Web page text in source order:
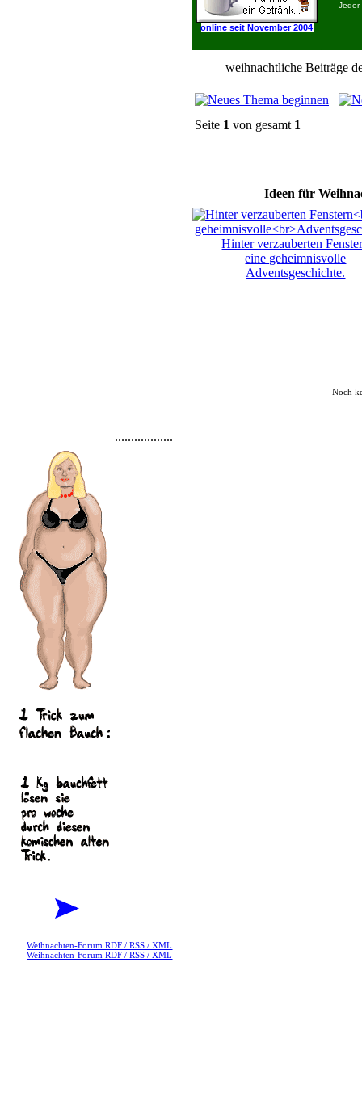
..................
online seit November 2004
Jeder
weihnachtliche Beiträge
Seite 1 von gesamt 1
Ideen für
Hinter verzauberten
eine geheimnisvolle
Adventsgeschichte.
Noch
Weihnachten-Forum RDF / RSS / XML
Weihnachten-Forum RDF / RSS / XML